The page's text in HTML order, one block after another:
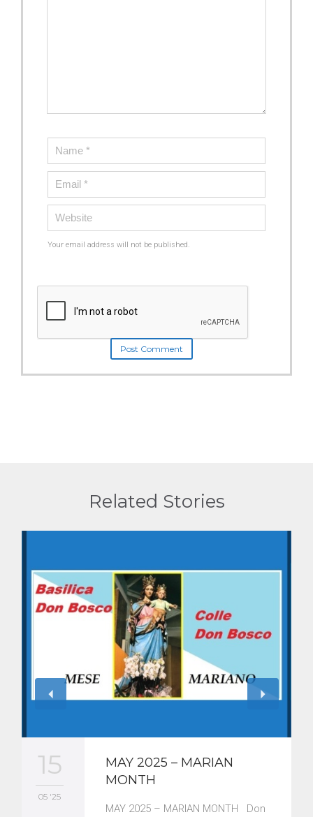
Your email address will not be published.
Related Stories
15
05 '25
MAY 2025 – MARIAN
MONTH
MAY 2025 – MARIAN MONTH Don